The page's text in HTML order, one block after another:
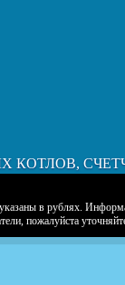
КОТЛОВ,
в рублях.
пожалуйста